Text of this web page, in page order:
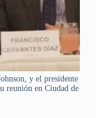
y el presidente
reunión en Ciudad de